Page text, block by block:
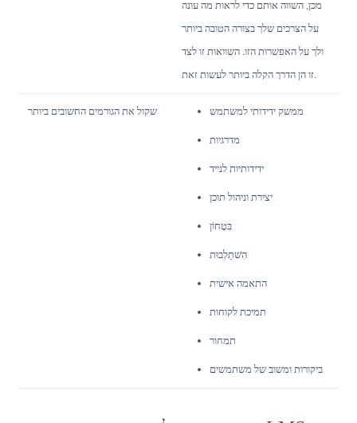
מכן, השווה אותם כדי לראות מה עונה
על הצרכים שלך בצורה הטובה ביותר
ולך על האפשרות הזו. השוואות זו לצד
זו הן הדרך הקלה ביותר לעשות זאת.
שקול את הגורמים החשובים ביותר ממשק ידידותי למשתמש
מדרגיות
ידידותיות לנייד
יצירת וניהול תוכן
בִּטָחוֹן
הִשׁתַלְבוּת
התאמה אישית
תמיכת לקוחות
תמחור
ביקורות ומשוב של משתמשים